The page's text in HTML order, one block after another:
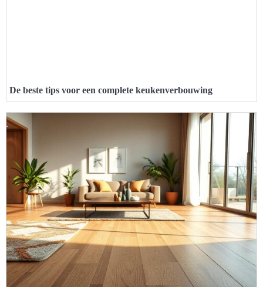
De beste tips voor een complete keukenverbouwing